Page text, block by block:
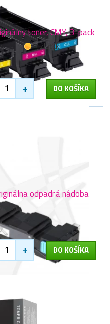
toner, CMY, 3-pack
1 zlaťák
+ DO KOŠÍKA
odpadná nádoba
1 zlaťák
+ DO KOŠÍKA